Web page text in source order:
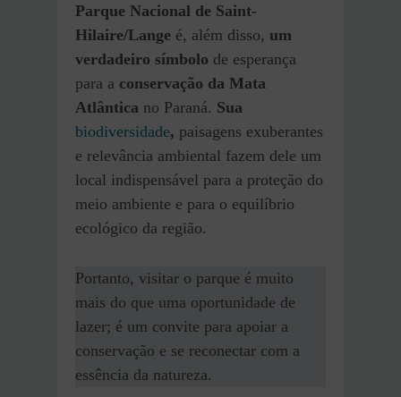
Parque Nacional de Saint-
Hilaire/Lange é, além disso, um
verdadeiro símbolo de esperança
para a conservação da Mata
Atlântica no Paraná. Sua
biodiversidade, paisagens exuberantes
e relevância ambiental fazem dele um
local indispensável para a proteção do
meio ambiente e para o equilíbrio
ecológico da região.
Portanto, visitar o parque é muito
mais do que uma oportunidade de
lazer; é um convite para apoiar a
conservação e se reconectar com a
essência da natureza.